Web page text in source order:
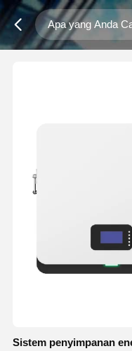
Sistem penyimpanan